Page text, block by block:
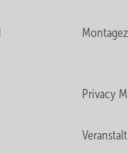
Privacy